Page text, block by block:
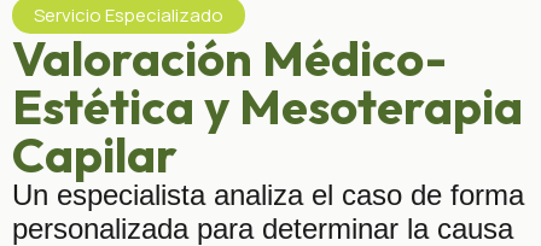
Servicio Especializado
Valoración Médico-
Estética y Mesoterapia
Capilar
Un especialista analiza el caso de forma
personalizada para determinar la causa